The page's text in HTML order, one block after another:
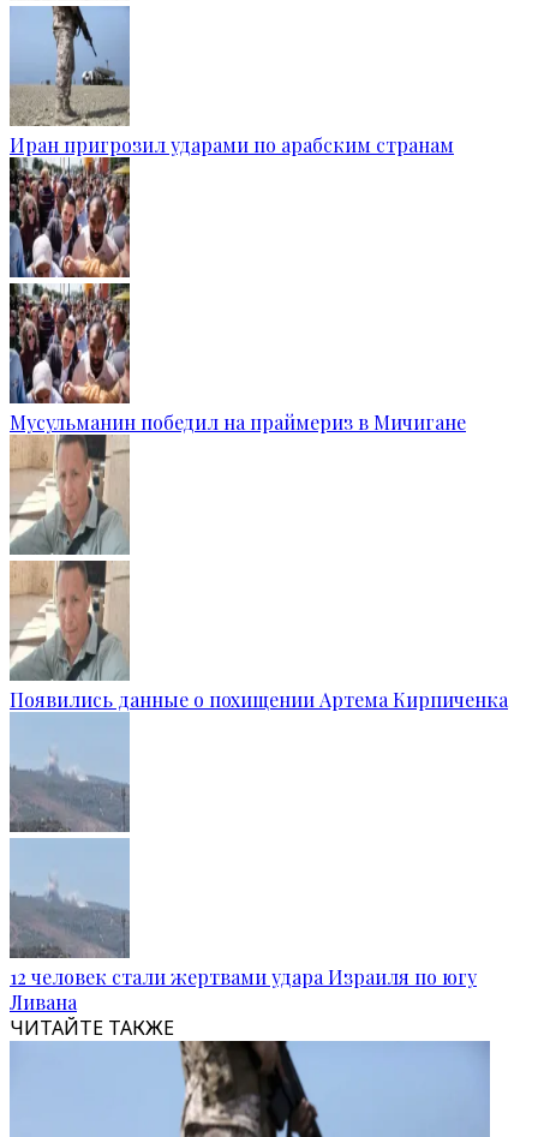
Иран пригрозил ударами по арабским странам
Мусульманин победил на праймериз в Мичигане
Появились данные о похищении Артема Кирпиченка
12 человек стали жертвами удара Израиля по югу
Ливана
ЧИТАЙТЕ ТАКЖЕ